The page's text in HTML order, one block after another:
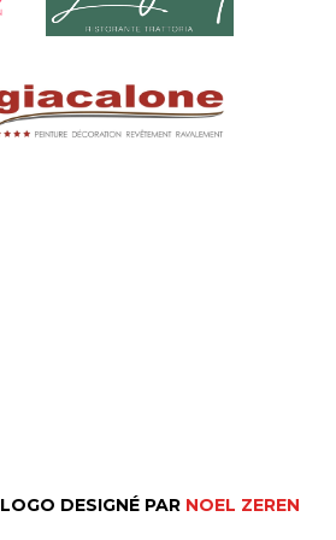
LOGO DESIGNÉ PAR NOEL ZEREN